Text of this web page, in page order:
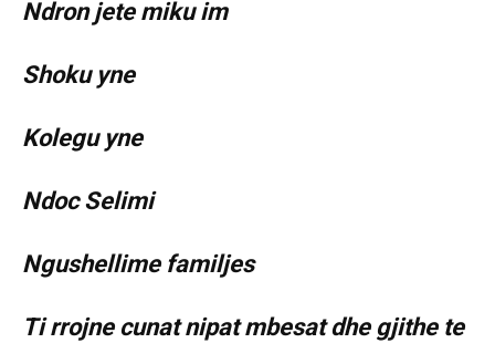
Ndron jete miku im
Shoku yne
Kolegu yne
Ndoc Selimi
Ngushellime familjes
Ti rrojne cunat nipat mbesat dhe gjithe te